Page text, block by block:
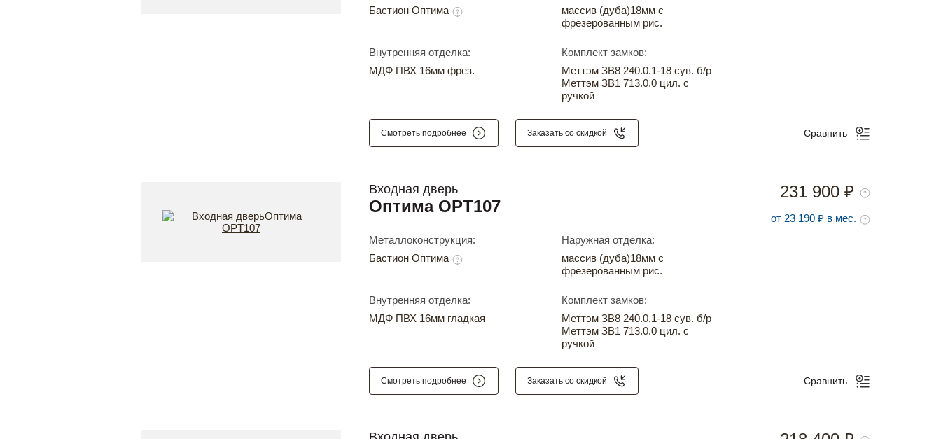
Бастион Оптима
массив (дуба)18мм с
фрезерованным рис.
Внутренняя отделка:
МДФ ПВХ 16мм фрез.
Комплект замков:
Меттэм ЗВ8 240.0.1-18 сув. б/р
Меттэм ЗВ1 713.0.0 цил. с
ручкой
Смотреть подробнее Заказать со скидкой Сравнить
Входная дверь
Оптима OPT107
Металлоконструкция:
Бастион Оптима
Наружная отделка:
массив (дуба)18мм с
фрезерованным рис.
Внутренняя отделка:
МДФ ПВХ 16мм гладкая
Комплект замков:
Меттэм ЗВ8 240.0.1-18 сув. б/р
Меттэм ЗВ1 713.0.0 цил. с
ручкой
231 900 ₽
от 23 190 ₽ в мес.
Смотреть подробнее Заказать со скидкой Сравнить